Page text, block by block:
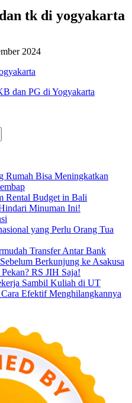
tk di yogyakarta
2024
dan PG di Yogyakarta
Rumah Bisa Meningkatkan
Rental Budget in Bali
Minuman Ini!
yang Perlu Orang Tua
Transfer Antar Bank
Berkunjung ke Asakusa
RS JIH Saja!
Sambil Kuliah di UT
Efektif Menghilangkannya